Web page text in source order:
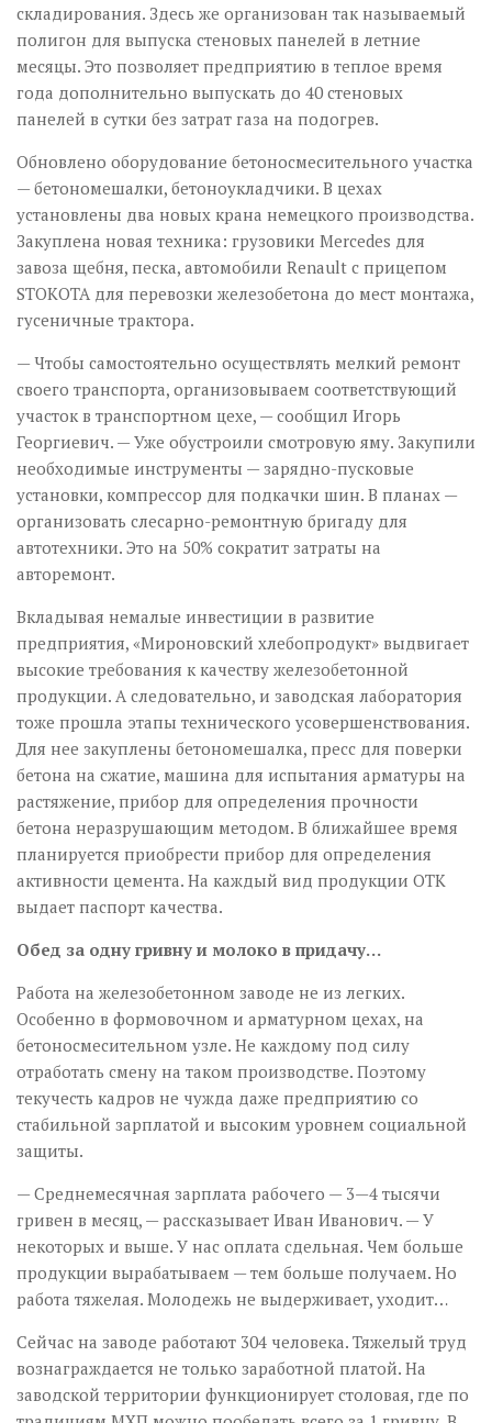
складирования. Здесь же организован так называемый
полигон для выпуска стеновых панелей в летние
месяцы. Это позволяет предприятию в теплое время
года дополнительно выпускать до 40 стеновых
панелей в сутки без затрат газа на подогрев.
Обновлено оборудование бетоносмесительного участка
— бетономешалки, бетоноукладчики. В цехах
установлены два новых крана немецкого производства.
Закуплена новая техника: грузовики Mercedes для
завоза щебня, песка, автомобили Renault с прицепом
STOKOTA для перевозки железобетона до мест монтажа,
гусеничные трактора.
— Чтобы самостоятельно осуществлять мелкий ремонт
своего транспорта, организовываем соответствующий
участок в транспортном цехе, — сообщил Игорь
Георгиевич. — Уже обустроили смотровую яму. Закупили
необходимые инструменты — зарядно-пусковые
установки, компрессор для подкачки шин. В планах —
организовать слесарно-ремонтную бригаду для
автотехники. Это на 50% сократит затраты на
авторемонт.
Вкладывая немалые инвестиции в развитие
предприятия, «Мироновский хлебопродукт» выдвигает
высокие требования к качеству железобетонной
продукции. А следовательно, и заводская лаборатория
тоже прошла этапы технического усовершенствования.
Для нее закуплены бетономешалка, пресс для поверки
бетона на сжатие, машина для испытания арматуры на
растяжение, прибор для определения прочности
бетона неразрушающим методом. В ближайшее время
планируется приобрести прибор для определения
активности цемента. На каждый вид продукции ОТК
выдает паспорт качества.
Обед за одну гривну и молоко в придачу…
Работа на железобетонном заводе не из легких.
Особенно в формовочном и арматурном цехах, на
бетоносмесительном узле. Не каждому под силу
отработать смену на таком производстве. Поэтому
текучесть кадров не чужда даже предприятию со
стабильной зарплатой и высоким уровнем социальной
защиты.
— Среднемесячная зарплата рабочего — 3—4 тысячи
гривен в месяц, — рассказывает Иван Иванович. — У
некоторых и выше. У нас оплата сдельная. Чем больше
продукции вырабатываем — тем больше получаем. Но
работа тяжелая. Молодежь не выдерживает, уходит…
Сейчас на заводе работают 304 человека. Тяжелый труд
вознаграждается не только заработной платой. На
заводской территории функционирует столовая, где по